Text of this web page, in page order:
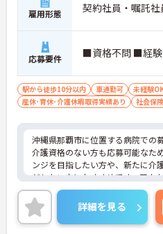
雇用形態 契約社員・嘱託社
応募要件 ■資格不問 ■経
駅から徒歩10分以内 車通勤可 未経験
産休･育休･介護休暇取得実績あり
社会保
沖縄県那覇市に位置する病院での
介護資格のない方も応募可能なた
ンジを目指したい方や、新たに介
ジしたい方におすすめです。アク
通勤が可能で、最寄り駅からも徒
安心な環境です。ご興味のある方
トをお伝えしますので、お気軽に
さい。
詳細を見る